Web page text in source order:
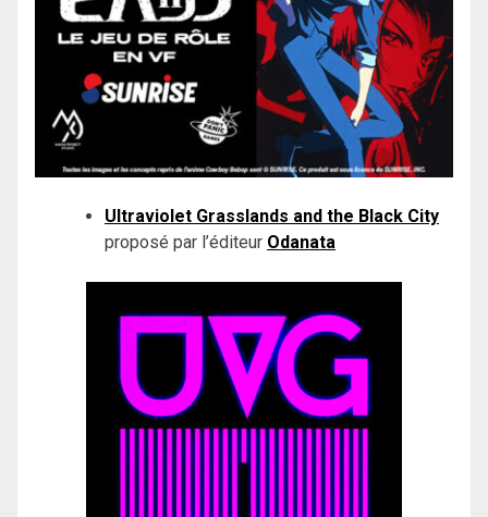
Ultraviolet Grasslands and the Black City
proposé par l’éditeur Odanata